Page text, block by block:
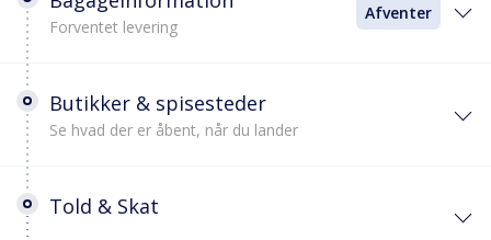
Forventet levering
Afventer
Butikker & spisesteder
Se hvad der er åbent, når du lander
Told & Skat